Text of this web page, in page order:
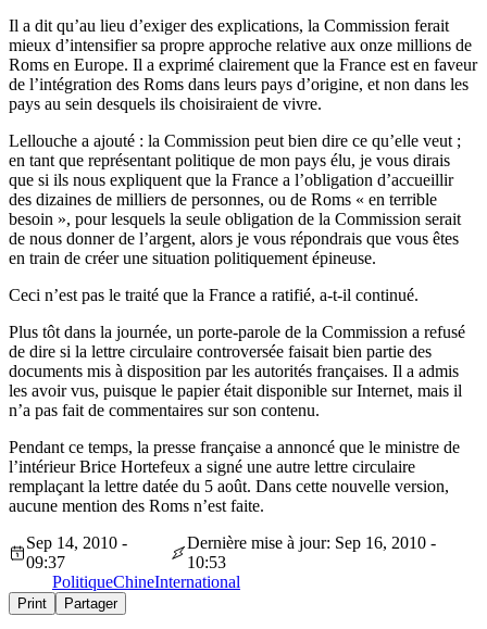
Il a dit qu’au lieu d’exiger des explications, la Commission ferait
mieux d’intensifier sa propre approche relative aux onze millions de
Roms en Europe. Il a exprimé clairement que la France est en faveur
de l’intégration des Roms dans leurs pays d’origine, et non dans les
pays au sein desquels ils choisiraient de vivre.
Lellouche a ajouté : la Commission peut bien dire ce qu’elle veut ;
en tant que représentant politique de mon pays élu, je vous dirais
que si ils nous expliquent que la France a l’obligation d’accueillir
des dizaines de milliers de personnes, ou de Roms « en terrible
besoin », pour lesquels la seule obligation de la Commission serait
de nous donner de l’argent, alors je vous répondrais que vous êtes
en train de créer une situation politiquement épineuse.
Ceci n’est pas le traité que la France a ratifié, a-t-il continué.
Plus tôt dans la journée, un porte-parole de la Commission a refusé
de dire si la lettre circulaire controversée faisait bien partie des
documents mis à disposition par les autorités françaises. Il a admis
les avoir vus, puisque le papier était disponible sur Internet, mais il
n’a pas fait de commentaires sur son contenu.
Pendant ce temps, la presse française a annoncé que le ministre de
l’intérieur Brice Hortefeux a signé une autre lettre circulaire
remplaçant la lettre datée du 5 août. Dans cette nouvelle version,
aucune mention des Roms n’est faite.
Sep 14, 2010 -
09:37
Dernière mise à jour: Sep 16, 2010 -
10:53
PolitiqueChineInternational
Print Partager